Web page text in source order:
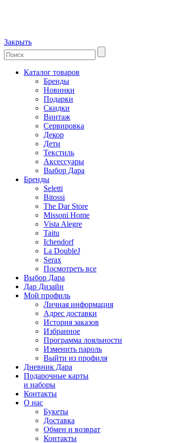
Закрыть
Каталог товаров
Бренды
Новинки
Подарки
Скидки
Винтаж
Сервировка
Декор
Дети
Текстиль
Аксессуары
Выбор Дара
Бренды
Seletti
Bitossi
The Dar Store
Missoni Home
Vista Alegre
Taitu
Ichendorf
La DoubleJ
Serax
Посмотреть все
Выбор Дара
Дар Дизайн
Мой профиль
Личная информация
Адрес доставки
История заказов
Избранное
Программа лояльности
Изменить пароль
Выйти из профиля
Дневник Дара
Подарочные карты
и наборы
Контакты
О нас
Букеты
Доставка
Обмен и возврат
Контакты